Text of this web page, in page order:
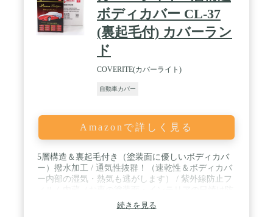
ボディカバー CL-37
(裏起毛付) カバーラン
ド
COVERITE(カバーライト)
自動車カバー
Amazonで詳しく見る
5層構造＆裏起毛付き（塗装面に優しいボディカバ
ー）撥水加工 / 通気性抜群！（速乾性＆ボディカバ
ー内部の湿気・熱気も逃がします） / 紫外線防止フ
止に効果的） / カバーライト社製 プレミアムプレ
ステージ 最新＆最高級グレード / 風とび防止スト
続きを見る